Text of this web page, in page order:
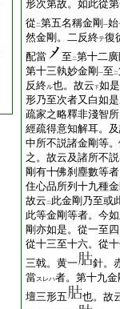
形次第故。如此從
從 二第五名稱金剛 一始
然金剛。二反終テ復
配當
至 二第十二
第十三執妙金剛 一至 二
反終ル也。故云下如
形乃至次者又白如
疏家之略釋非淺智
經疏得意知解耳。
中所不説諸金剛等
之。故云及諸所不
剛有十佛刹塵數等
住心品所列十九種
故云 二 此金剛乃至或
此等金剛等者。今
剛亦如是。從一至
從十三至十六。從
三戟。黄一
針。
當スレハ者。第十九
壇三形五
也。故